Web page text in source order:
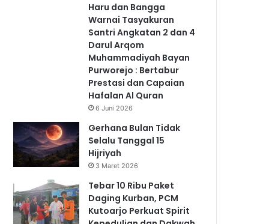
Haru dan Bangga
Warnai Tasyakuran
Santri Angkatan 2 dan 4
Darul Arqom
Muhammadiyah Bayan
Purworejo : Bertabur
Prestasi dan Capaian
Hafalan Al Quran
6 Juni 2026
Gerhana Bulan Tidak
Selalu Tanggal 15
Hijriyah
3 Maret 2026
Tebar 10 Ribu Paket
Daging Kurban, PCM
Kutoarjo Perkuat Spirit